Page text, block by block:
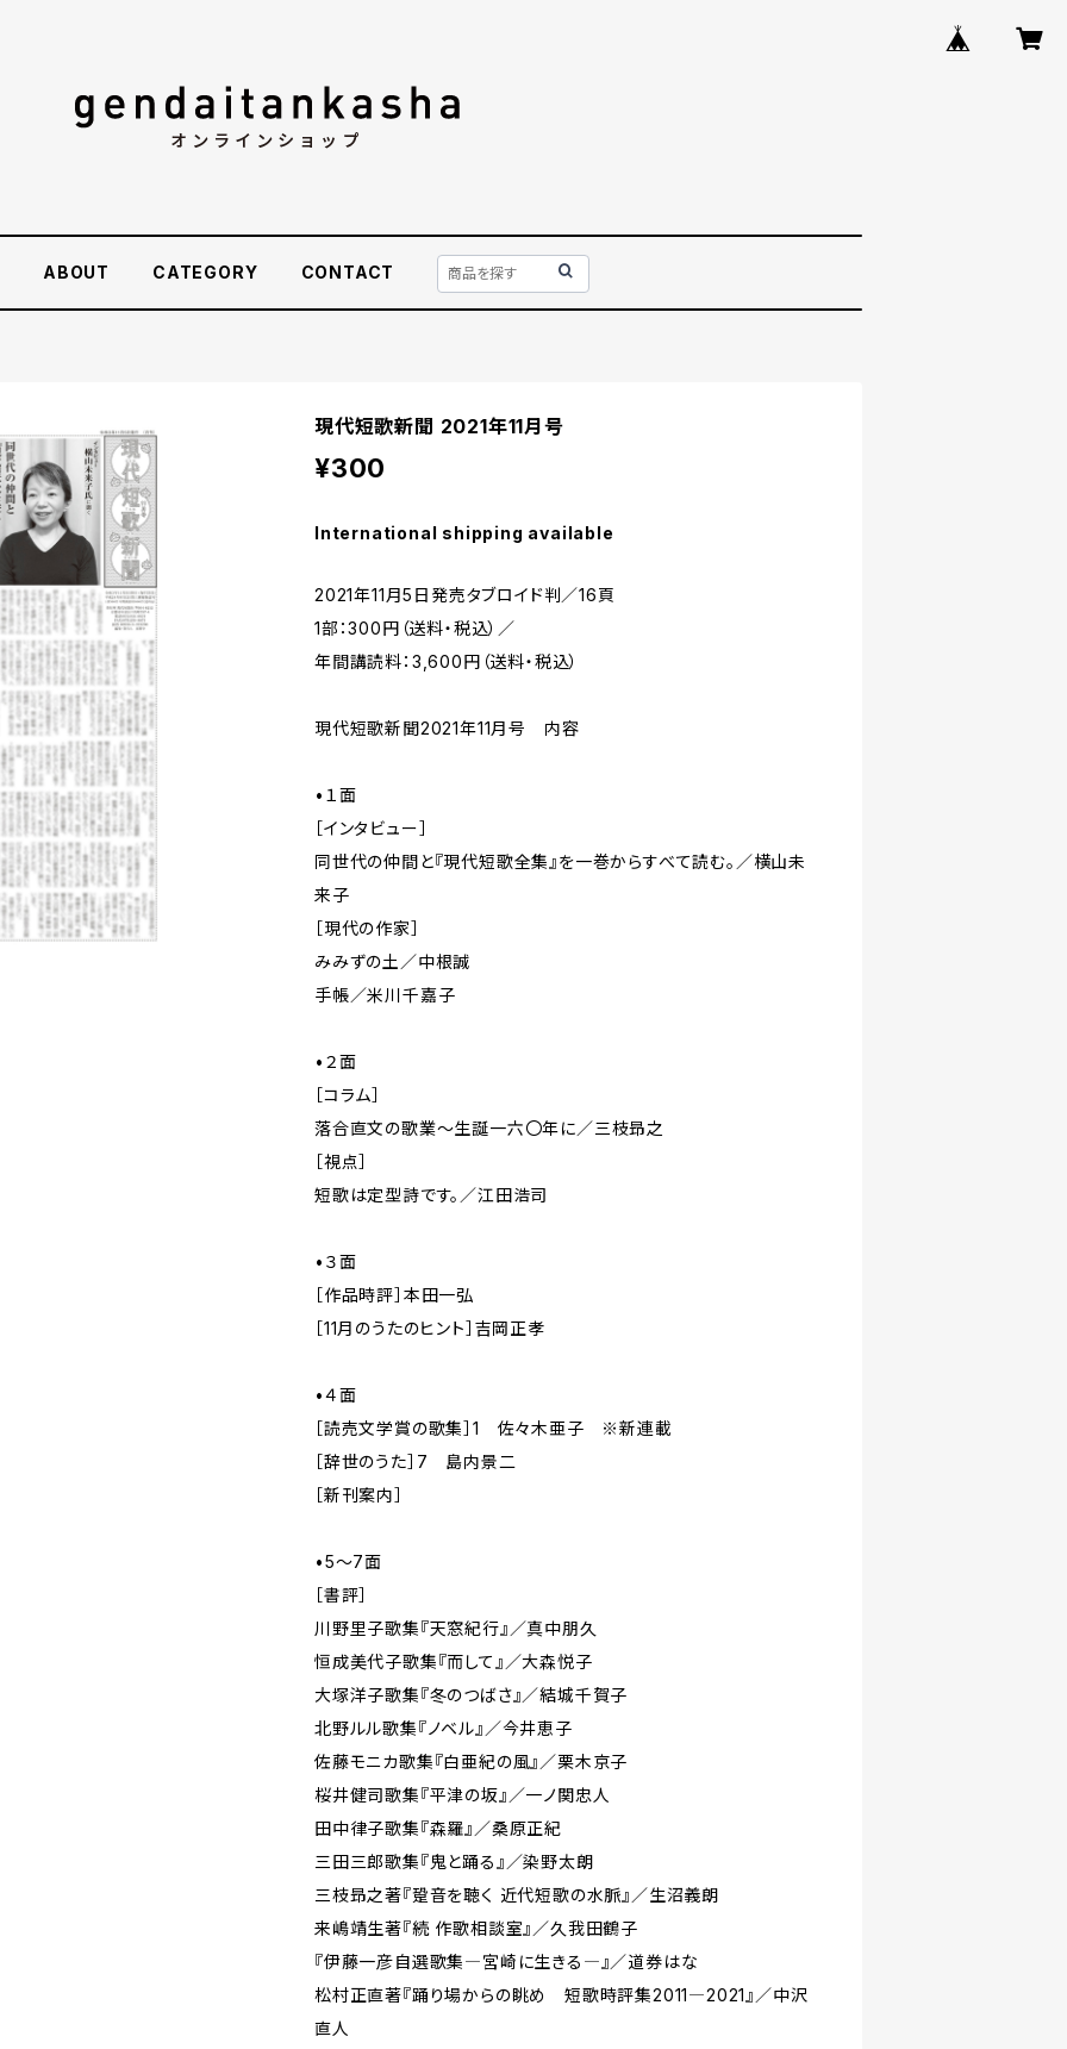
ABOUT CATEGORY CONTACT
現代短歌新聞 2021年11月号
¥300
International shipping available
2021年11月5日発売タブロイド判／16頁
1部：300円（送料・税込）／
年間講読料：3,600円（送料・税込）
現代短歌新聞2021年11月号 内容
•１面
［インタビュー］
同世代の仲間と『現代短歌全集』を一巻からすべて読む。／横山未
来子
［現代の作家］
みみずの土／中根誠
手帳／米川千嘉子
•２面
［コラム］
落合直文の歌業〜生誕一六〇年に／三枝昻之
［視点］
短歌は定型詩です。／江田浩司
•３面
［作品時評］本田一弘
［11月のうたのヒント］吉岡正孝
•４面
［読売文学賞の歌集］1 佐々木亜子 ※新連載
［辞世のうた］7 島内景二
［新刊案内］
•5～7面
［書評］
川野里子歌集『天窓紀行』／真中朋久
恒成美代子歌集『而して』／大森悦子
大塚洋子歌集『冬のつばさ』／結城千賀子
北野ルル歌集『ノベル』／今井恵子
佐藤モニカ歌集『白亜紀の風』／栗木京子
桜井健司歌集『平津の坂』／一ノ関忠人
田中律子歌集『森羅』／桑原正紀
三田三郎歌集『鬼と踊る』／染野太朗
三枝昻之著『跫音を聴く 近代短歌の水脈』／生沼義朗
来嶋靖生著『続 作歌相談室』／久我田鶴子
『伊藤一彦自選歌集―宮崎に生きる―』／道券はな
松村正直著『踊り場からの眺め 短歌時評集2011―2021』／中沢
直人